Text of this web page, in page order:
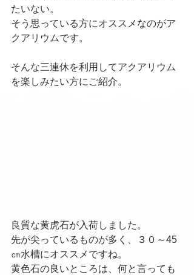
たいない。
そう思っている方にオススメなのがア
クアリウムです。
そんな三連休を利用してアクアリウム
を楽しみたい方にご紹介。
良質な黄虎石が入荷しました。
先が尖っているものが多く、３０～45
㎝水槽にオススメですね。
黄色石の良いところは、何と言っても